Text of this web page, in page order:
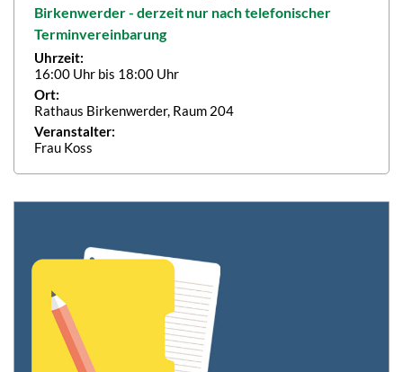
Birkenwerder - derzeit nur nach telefonischer
Terminvereinbarung
Uhrzeit:
16:00 Uhr bis 18:00 Uhr
Ort:
Rathaus Birkenwerder, Raum 204
Veranstalter:
Frau Koss